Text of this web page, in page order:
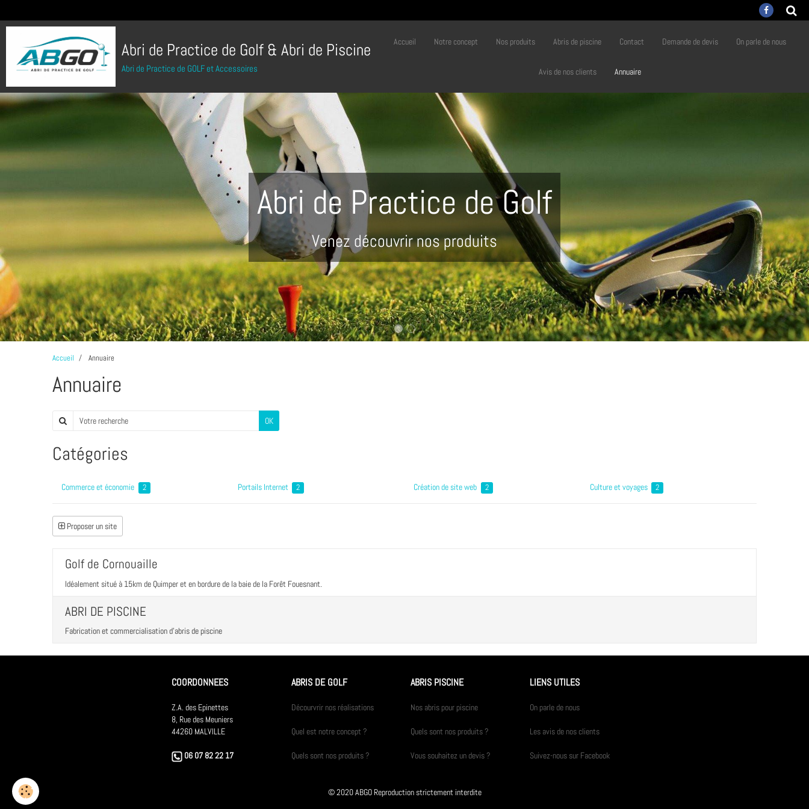
Abri de Practice de Golf & Abri de Piscine
Abri de Practice de GOLF et Accessoires
Accueil Notre concept Nos produits Abris de piscine Contact Demande de devis On parle de nous
Avis de nos clients Annuaire
Accueil Annuaire
Annuaire
OK
Catégories
Commerce et économie 2 Portails Internet 2 Création de site web 2 Culture et voyages 2
Proposer un site
Golf de Cornouaille
Idéalement situé à 15km de Quimper et en bordure de la baie de la Forêt Fouesnant.
ABRI DE PISCINE
Fabrication et commercialisation d'abris de piscine
COORDONNEES
Z.A. des Epinettes
8, Rue des Meuniers
44260 MALVILLE
06 07 82 22 17
ABRIS DE GOLF
Décourvrir nos réalisations
Quel est notre concept ?
Quels sont nos produits ?
ABRIS PISCINE
Nos abris pour piscine
Quels sont nos produits ?
Vous souhaitez un devis ?
LIENS UTILES
On parle de nous
Les avis de nos clients
Suivez-nous sur Facebook
© 2020 ABGO Reproduction strictement interdite